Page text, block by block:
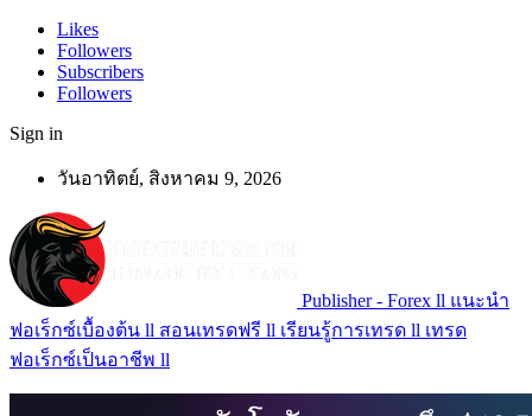
Likes
Followers
Subscribers
Followers
Sign in
วันอาทิตย์, สิงหาคม 9, 2026
Publisher - Forex ll แนะนำ
ฟอเร็กซ์เบื้องต้น ll สอนเทรดฟรี ll เรียนรู้การเทรด ll เทรด
ฟอเร็กซ์เป็นอาชีพ ll